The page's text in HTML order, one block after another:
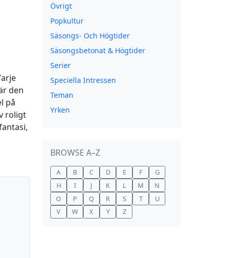
den
på
roligt
Övrigt
Popkultur
Säsongs- Och Högtider
Säsongsbetonat & Högtider
Serier
Speciella Intressen
Teman
Yrken
BROWSE A–Z
A B C D E F
G
H
I J K L M
N
O
P Q R S T
U
V
W X Y Z